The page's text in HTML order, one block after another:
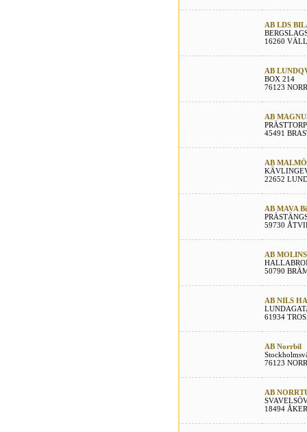
AB LDS
16260
AB
BOX 214
76123
AB
45491
AB
22652
AB MAVA
59730
AB
50790
AB NILS
61934
AB Norrbil
76123
AB
18494